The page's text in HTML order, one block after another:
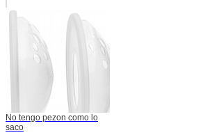
No tengo pezon como lo
saco